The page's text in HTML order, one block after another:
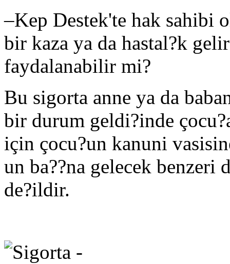
–Kep Destek'te hak sahibi
bir kaza ya da hastal?k
faydalanabilir mi?
Bu sigorta anne ya da
bir durum geldi?inde
için çocu?un kanuni
un ba??na gelecek benzeri
de?ildir.